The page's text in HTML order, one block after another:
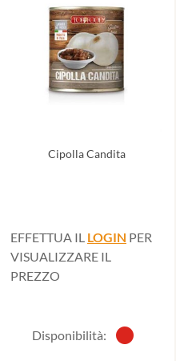
Cipolla Candita
EFFETTUA IL LOGIN PER
VISUALIZZARE IL
PREZZO
Disponibilità: